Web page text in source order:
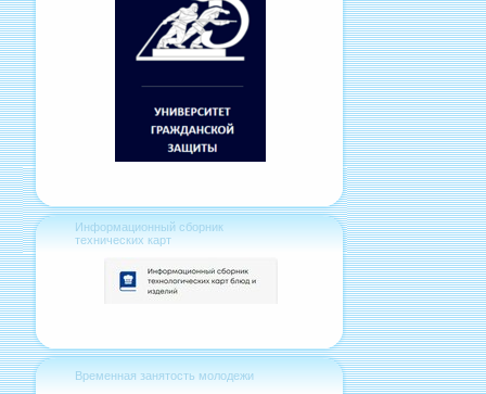
Информационный сборник
технических карт
Временная занятость молодежи